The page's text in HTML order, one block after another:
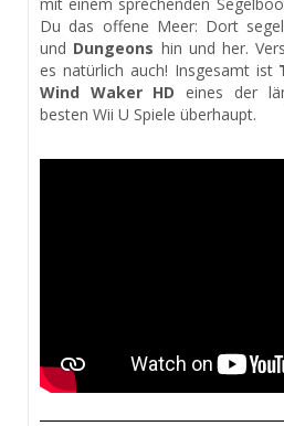
Du das offene Meer: Dort
und Dungeons hin und her.
es natürlich auch! Insgesamt ist
Wind Waker HD eines der
besten Wii U Spiele überhaupt.